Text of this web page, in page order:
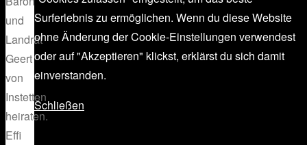
und
Landrat
Geert
von
Instetten
heiraten.
Effi
Surferlebnis zu ermöglichen. Wenn du diese Website
ohne Änderung der Cookie-Einstellungen verwendest
oder auf "Akzeptieren" klickst, erklärst du sich damit
einverstanden.
Schließen